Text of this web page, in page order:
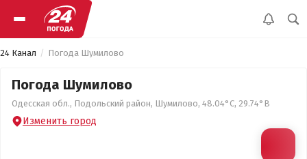
24 Канал Погода Шумилово
Погода Шумилово
Одесская обл., Подольский район, Шумилово, 48.04°С, 29.74°В
Изменить город